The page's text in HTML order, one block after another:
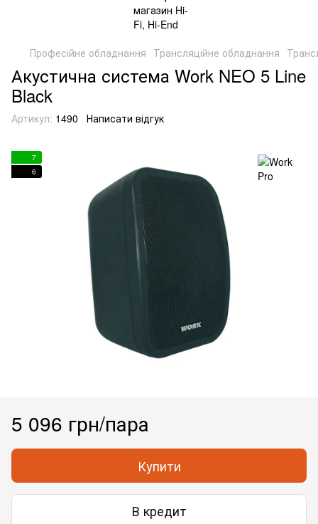
Професійне обладнання Трансляційне обладнання
Акустична система Work NEO 5 Line
Black
Артикул: 1490 Написати відгук
7
6
5 096 грн/пара
Купити
В кредит